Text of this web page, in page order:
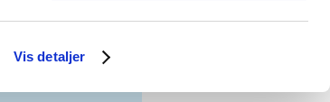
Vis detaljer